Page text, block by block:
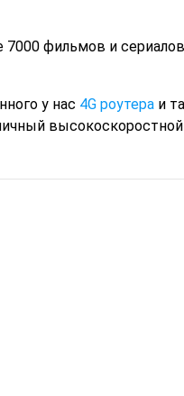
фильмов и
у нас 4G роутераи